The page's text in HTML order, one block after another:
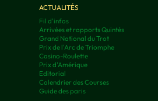
ACTUALITÉS
Fil d'infos
Arrivées et rapports Quintés
Grand National du Trot
Prix de l'Arc de Triomphe
Casino-Roulette
Prix d'Amérique
Editorial
Calendrier des Courses
Guide des paris